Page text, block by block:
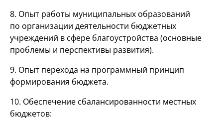
8. Опыт работы муниципальных образований
по организации деятельности бюджетных
учреждений в сфере благоустройства (основные
проблемы и перспективы развития).
9. Опыт перехода на программный принцип
формирования бюджета.
10. Обеспечение сбалансированности местных
бюджетов: